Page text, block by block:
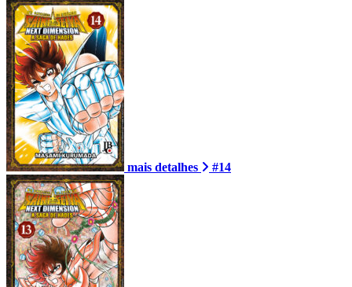
mais detalhes #14